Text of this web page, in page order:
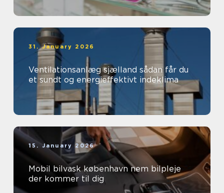
31. January 2026
Ventilationsanlæg sjælland sådan får du
et sundt og energieffektivt indeklima
15. January 2026
Mobil bilvask københavn nem bilpleje
der kommer til dig